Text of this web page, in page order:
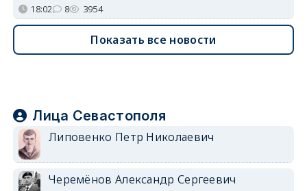
18:02 8 3954
Показать все новости
Лица Севастополя
Липовенко Петр Николаевич
Черемёнов Александр Сергеевич